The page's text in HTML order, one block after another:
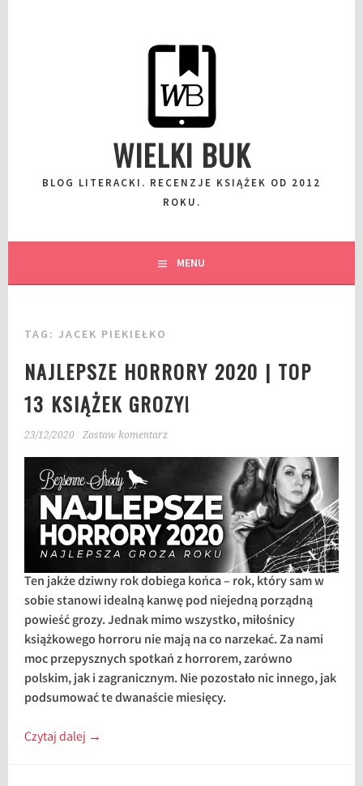
WIELKI BUK
BLOG LITERACKI. RECENZJE KSIĄŻEK OD 2012
ROKU.
MENU
TAG:JACEK PIEKIEŁKO
NAJLEPSZE HORRORY 2020 | TOP
13 KSIĄŻEK GROZY!
23/12/2020 Zostaw komentarz
Ten jakże dziwny rok dobiega końca – rok, który sam w
sobie stanowi idealną kanwę pod niejedną porządną
powieść grozy. Jednak mimo wszystko, miłośnicy
książkowego horroru nie mają na co narzekać. Za nami
moc przepysznych spotkań z horrorem, zarówno
polskim, jak i zagranicznym. Nie pozostało nic innego, jak
podsumować te dwanaście miesięcy.
Czytaj dalej →